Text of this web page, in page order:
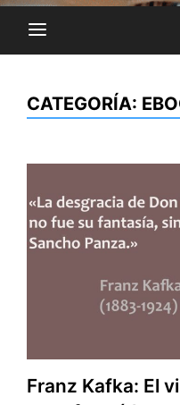
CATEGORÍA:
Franz Kafka: El